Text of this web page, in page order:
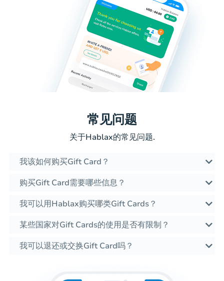
常见问题
关于Hablax的常见问题.
我该如何购买Gift Card？
购买Gift Card需要哪些信息？
我可以用Hablax购买哪类Gift Cards？
某些国家对Gift Cards的使用是否有限制？
我可以退还或交换Gift Card吗？